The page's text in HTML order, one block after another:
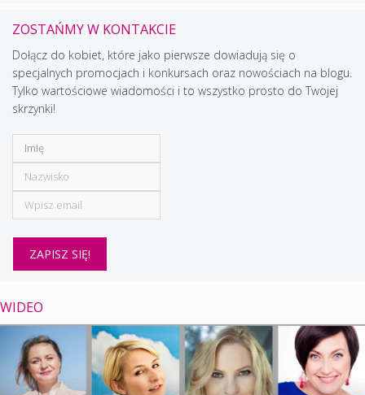
ZOSTAŃMY W KONTAKCIE
Dołącz do kobiet, które jako pierwsze dowiadują się o
specjalnych promocjach i konkursach oraz nowościach na blogu.
Tylko wartościowe wiadomości i to wszystko prosto do Twojej
skrzynki!
WIDEO